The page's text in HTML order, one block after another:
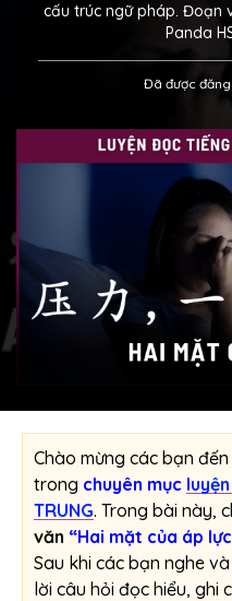
cấu trúc ngữ pháp. Đoạn
Panda
Đã được đăng
Chào mừng các bạn
trong chuyên mục
TRUNG. Trong bài này,
văn “Hai mặt của áp
Sau khi các bạn nghe
lời câu hỏi đọc hiểu, ghi